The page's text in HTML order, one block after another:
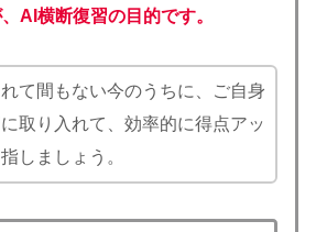
AI横断復習の目的です。
て間もない今のうちに、ご自身
取り入れて、効率的に得点アッ
しましょう。